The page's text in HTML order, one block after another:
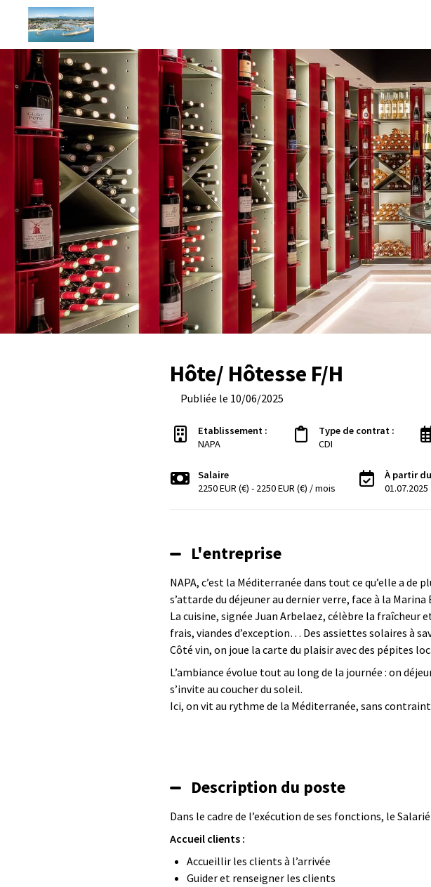
Hôte/ Hôtesse F/H
Publiée le 10/06/2025
Etablissement :
NAPA
Type de contrat :
CDI
Salaire
2250 EUR (€) - 2250 EUR (€) / mois
À partir du
01.07.2025
L'entreprise
NAPA, c’est la Méditerranée dans tout ce qu’elle a
s’attarde du déjeuner au dernier verre, face à la
La cuisine, signée Juan Arbelaez, célèbre la
frais, viandes d’exception… Des assiettes solaires à
Côté vin, on joue la carte du plaisir avec des pépites
L’ambiance évolue tout au long de la journée : on
s’invite au coucher du soleil.
Ici, on vit au rythme de la Méditerranée, sans
Description du poste
Dans le cadre de l’exécution de ses fonctions, le
Accueil clients :
Accueillir les clients à l’arrivée
Guider et renseigner les clients